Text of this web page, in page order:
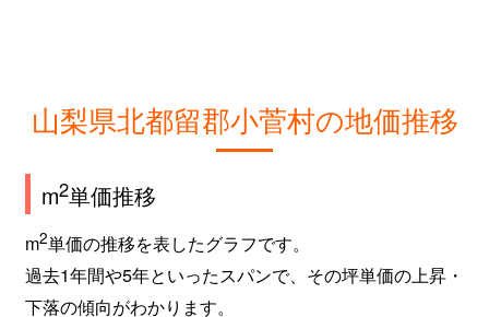
山梨県北都留郡小菅村の地価推移
m2単価推移
m2単価の推移を表したグラフです。
過去1年間や5年といったスパンで、その坪単価の上昇・
下落の傾向がわかります。